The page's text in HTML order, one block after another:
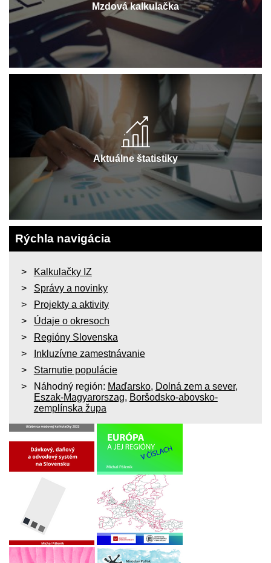
Mzdová kalkulačka
Aktuálne štatistiky
Rýchla navigácia
Kalkulačky IZ
Správy a novinky
Projekty a aktivity
Údaje o okresoch
Regióny Slovenska
Inkluzívne zamestnávanie
Starnutie populácie
Náhodný región: Maďarsko, Dolná zem a sever,
Eszak-Magyarorszag, Boršodsko-abovsko-
zemplínska župa